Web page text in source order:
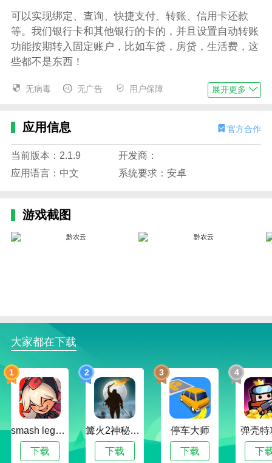
可以实现绑定、查询、快捷支付、转账、信用卡还款
等。我们银行卡和其他银行的卡的，并且设置自动转账
功能按期转入固定账户，比如车贷，房贷，生活费，这
些都不是东西！
存款产品
存款产品，无需到柜台排队。就能享受到触手可及的福
利！
游喧电子商务
动。
农场住宿；农家乐
1.提供农家乐服务，预订住宿菜品。
2.是一个商品种类多，各种好东西都有的软件。
3.提供农家娱乐服务，预订住宿菜品。
4.电子账单，平台打造了实时电子账单中心服务项目，
为财务助理开具实时账单。
5.收付码，支持对方扫描自己的二维码进行收付。
小编评价
无病毒 无广告 用户保障 展开更多
应用信息 官方合作
当前版本：2.1.9
开发商：
应用语言：中文
系统要求：安卓
游戏截图
大家都在下载
1
smash legends
下载
2
篝火2神秘海域
下载
3
停车大师
下载
4
弹壳特
下